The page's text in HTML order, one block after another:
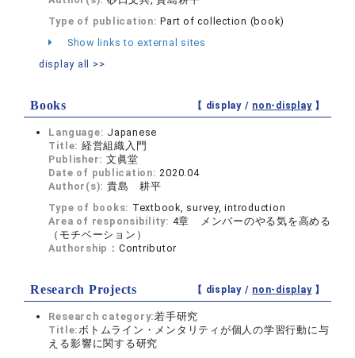
Type of publication:Part of collection (book)
Show links to external sites
display all >>
Books 【 display / non-display】
Language: Japanese
Title: 経営組織入門
Publisher: 文眞堂
Date of publication:2020.04
Author(s): 貴島 耕平
Type of books: Textbook, survey, introduction
Area of responsibility: 4章 メンバーのやる気を高める
（モチベーション）
Authorship： Contributor
Research Projects 【 display / non-display】
Research category:若手研究
Title:ボトムライン・メンタリティが個人の学習行動に与
える影響に関する研究